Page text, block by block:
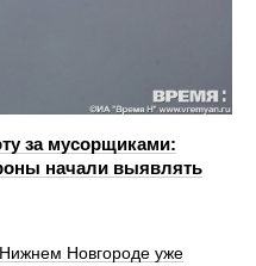
за мусорщиками:
начали выявлять
Новгороде уже